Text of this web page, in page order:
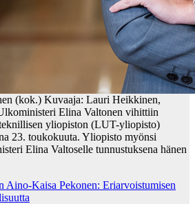
(kok.) Kuvaaja: Lauri Heikkinen,
Elina Valtonen vihittiin
yliopiston (LUT-yliopisto)
23. toukokuuta. Yliopisto myönsi
Elina Valtoselle tunnustuksena hänen
Aino-Kaisa Pekonen: Eriarvoistumisen